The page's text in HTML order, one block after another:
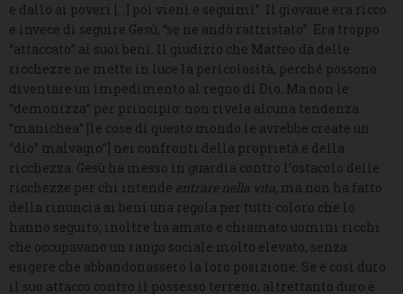
e dallo ai poveri […] poi vieni e seguimi”. Il giovane era ricco
e invece di seguire Gesù, “se ne andò rattristato”. Era troppo
“attaccato” ai suoi beni. Il giudizio che Matteo dà delle
ricchezze ne mette in luce la pericolosità, perché possono
diventare un impedimento al regno di Dio. Ma non le
“demonizza” per principio: non rivela alcuna tendenza
“manichea” [le cose di questo mondo le avrebbe create un
“dio” malvagio”] nei confronti della proprietà e della
ricchezza. Gesù ha messo in guardia contro l’ostacolo delle
ricchezze per chi intende entrare nella vita, ma non ha fatto
della rinuncia ai beni una regola per tutti coloro che lo
hanno seguito; inoltre ha amato e chiamato uomini ricchi
che occupavano un rango sociale molto elevato, senza
esigere che abbandonassero la loro posizione. Se è così duro
il suo attacco contro il possesso terreno, altrettanto duro è